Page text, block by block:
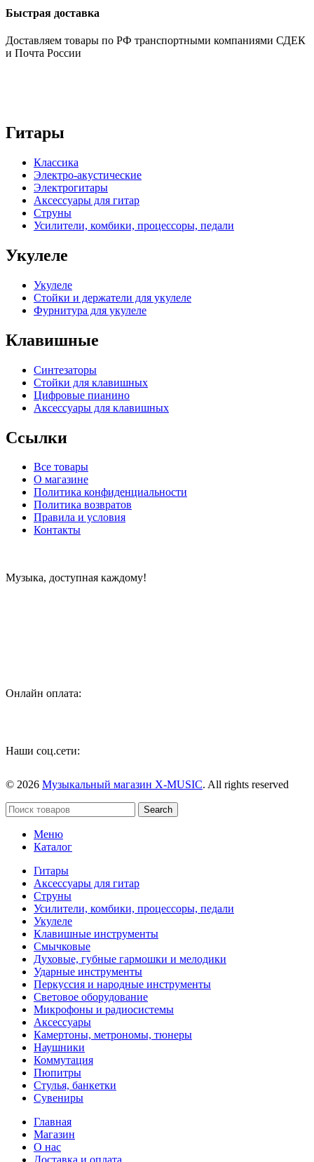
Быстрая доставка
Доставляем товары по РФ транспортными компаниями СДЕК
и Почта России
Гитары
Классика
Электро-акустические
Электрогитары
Аксессуары для гитар
Струны
Усилители, комбики, процессоры, педали
Укулеле
Укулеле
Стойки и держатели для укулеле
Фурнитура для укулеле
Клавишные
Синтезаторы
Стойки для клавишных
Цифровые пианино
Аксессуары для клавишных
Ссылки
Все товары
О магазине
Политика конфиденциальности
Политика возвратов
Правила и условия
Контакты
Музыка, доступная каждому!
Онлайн оплата:
Наши соц.сети:
© 2026 Музыкальный магазин X-MUSIC. All rights reserved
Search
Меню
Каталог
Гитары
Аксессуары для гитар
Струны
Усилители, комбики, процессоры, педали
Укулеле
Клавишные инструменты
Смычковые
Духовые, губные гармошки и мелодики
Ударные инструменты
Перкуссия и народные инструменты
Световое оборудование
Микрофоны и радиосистемы
Аксессуары
Камертоны, метрономы, тюнеры
Наушники
Коммутация
Пюпитры
Стулья, банкетки
Сувениры
Главная
Магазин
О нас